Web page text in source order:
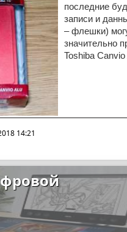
последние
записи и
– флешки)
значительно
Toshiba Canvio
14:21